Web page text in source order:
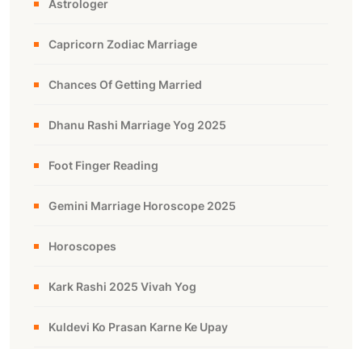
Astrologer
Capricorn Zodiac Marriage
Chances Of Getting Married
Dhanu Rashi Marriage Yog 2025
Foot Finger Reading
Gemini Marriage Horoscope 2025
Horoscopes
Kark Rashi 2025 Vivah Yog
Kuldevi Ko Prasan Karne Ke Upay